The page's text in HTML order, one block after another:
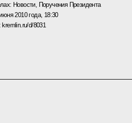
Новости, Поручения Президента
2010 года, 18:30
kremlin.ru/d/8031